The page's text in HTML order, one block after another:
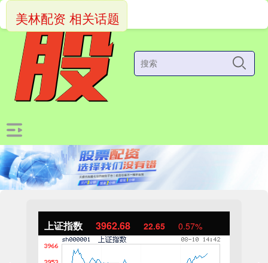
上证指数 3962.68 22.65 0.57%
美林配资 相关话题